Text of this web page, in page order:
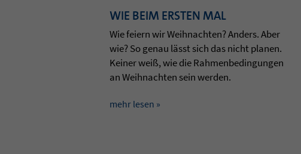
WIE BEIM ERSTEN MAL
Wie fei­ern wir Weih­nach­ten? Anders. Aber
wie? So genau lässt sich das nicht pla­nen.
Kei­ner weiß, wie die Rah­men­be­din­gun­gen
an Weih­nach­ten sein wer­den.
mehr lesen »